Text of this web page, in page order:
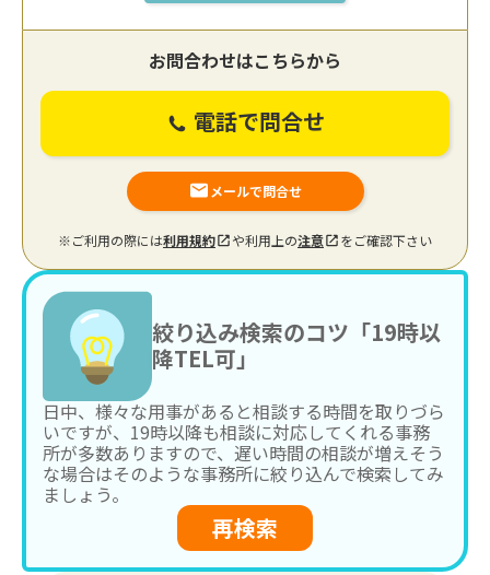
お問合わせはこちらから
電話で問合せ
メールで問合せ
※ご利用の際には利用規約 や利用上の注意 をご確認下さい
絞り込み検索のコツ「19時以
降TEL可」
日中、様々な用事があると相談する時間を取りづら
いですが、19時以降も相談に対応してくれる事務
所が多数ありますので、遅い時間の相談が増えそう
な場合はそのような事務所に絞り込んで検索してみ
ましょう。
再検索